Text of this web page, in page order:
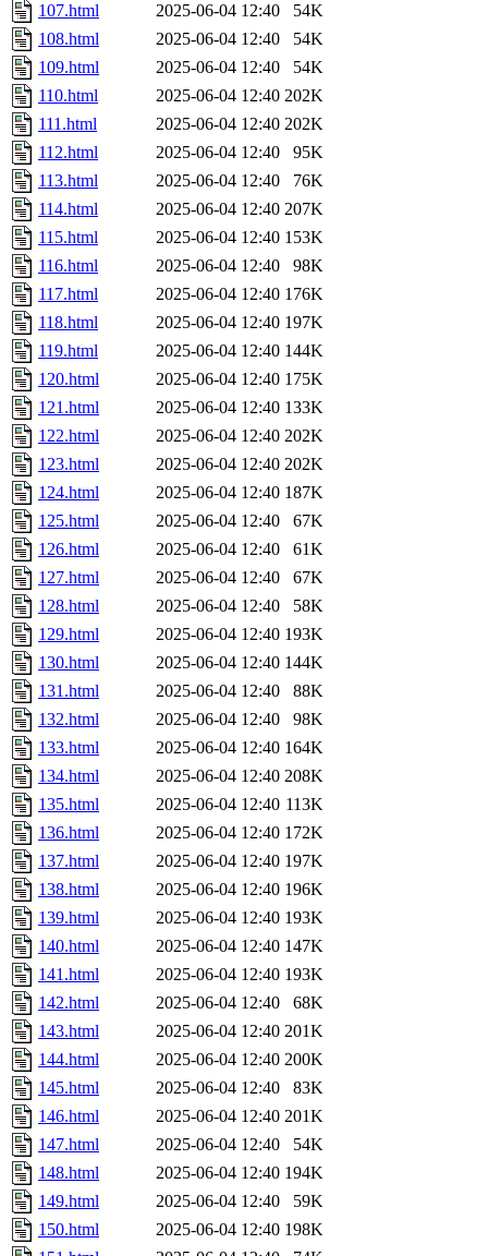
107.html
2025-06-04 12:40
54K
108.html
2025-06-04 12:40
54K
109.html
2025-06-04 12:40
54K
110.html
2025-06-04 12:40 202K
111.html
2025-06-04 12:40 202K
112.html
2025-06-04 12:40
95K
113.html
2025-06-04 12:40
76K
114.html
2025-06-04 12:40 207K
115.html
2025-06-04 12:40 153K
116.html
2025-06-04 12:40
98K
117.html
2025-06-04 12:40 176K
118.html
2025-06-04 12:40 197K
119.html
2025-06-04 12:40 144K
120.html
2025-06-04 12:40 175K
121.html
2025-06-04 12:40 133K
122.html
2025-06-04 12:40 202K
123.html
2025-06-04 12:40 202K
124.html
2025-06-04 12:40 187K
125.html
2025-06-04 12:40
67K
126.html
2025-06-04 12:40
61K
127.html
2025-06-04 12:40
67K
128.html
2025-06-04 12:40
58K
129.html
2025-06-04 12:40 193K
130.html
2025-06-04 12:40 144K
131.html
2025-06-04 12:40
88K
132.html
2025-06-04 12:40
98K
133.html
2025-06-04 12:40 164K
134.html
2025-06-04 12:40 208K
135.html
2025-06-04 12:40 113K
136.html
2025-06-04 12:40 172K
137.html
2025-06-04 12:40 197K
138.html
2025-06-04 12:40 196K
139.html
2025-06-04 12:40 193K
140.html
2025-06-04 12:40 147K
141.html
2025-06-04 12:40 193K
142.html
2025-06-04 12:40
68K
143.html
2025-06-04 12:40 201K
144.html
2025-06-04 12:40 200K
145.html
2025-06-04 12:40
83K
146.html
2025-06-04 12:40 201K
147.html
2025-06-04 12:40
54K
148.html
2025-06-04 12:40 194K
149.html
2025-06-04 12:40
59K
150.html
2025-06-04 12:40 198K